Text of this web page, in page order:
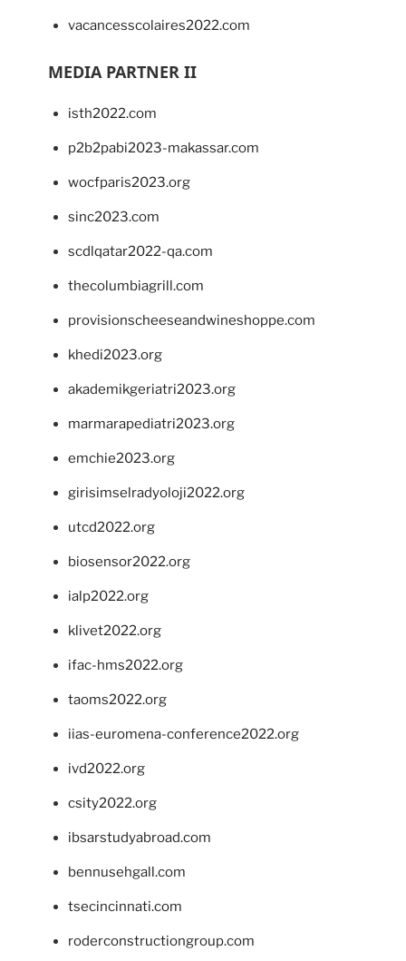
vacancesscolaires2022.com
MEDIA PARTNER II
isth2022.com
p2b2pabi2023-makassar.com
wocfparis2023.org
sinc2023.com
scdlqatar2022-qa.com
thecolumbiagrill.com
provisionscheeseandwineshoppe.com
khedi2023.org
akademikgeriatri2023.org
marmarapediatri2023.org
emchie2023.org
girisimselradyoloji2022.org
utcd2022.org
biosensor2022.org
ialp2022.org
klivet2022.org
ifac-hms2022.org
taoms2022.org
iias-euromena-conference2022.org
ivd2022.org
csity2022.org
ibsarstudyabroad.com
bennusehgall.com
tsecincinnati.com
roderconstructiongroup.com